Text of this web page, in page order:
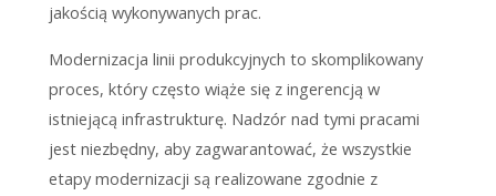
jakością wykonywanych prac.
Modernizacja linii produkcyjnych to skomplikowany
proces, który często wiąże się z ingerencją w
istniejącą infrastrukturę. Nadzór nad tymi pracami
jest niezbędny, aby zagwarantować, że wszystkie
etapy modernizacji są realizowane zgodnie z